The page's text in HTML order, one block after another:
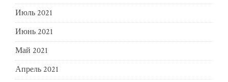
Июль 2021
Июнь 2021
Май 2021
Апрель 2021